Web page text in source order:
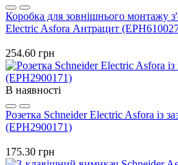
Коробка для зовнішнього монтажу
Electric Asfora Антрацит
254.60 грн
В наявності
Розетка Schneider Electric Asfora із
(EPH2900171)
175.30 грн